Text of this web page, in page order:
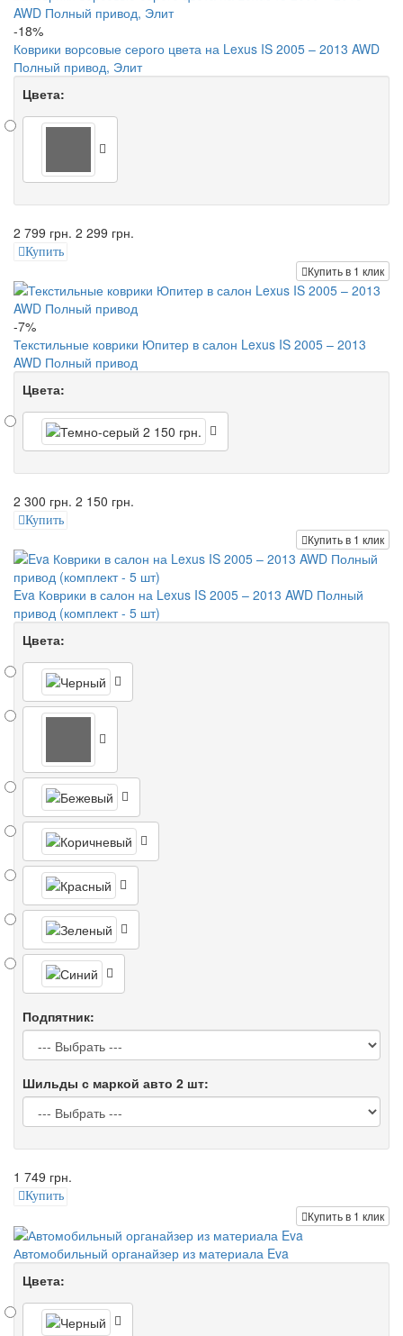
-18%
Коврики ворсовые серого цвета на Lexus IS 2005 – 2013 AWD
Полный привод, Элит
Цвета:
2 799 грн. 2 299 грн.
Купить
Купить в 1 клик
-7%
Текстильные коврики Юпитер в салон Lexus IS 2005 – 2013
AWD Полный привод
Цвета:
2 300 грн. 2 150 грн.
Купить
Купить в 1 клик
Eva Коврики в салон на Lexus IS 2005 – 2013 AWD Полный
привод (комплект - 5 шт)
Цвета:
Подпятник:
Шильды с маркой авто 2 шт:
1 749 грн.
Купить
Купить в 1 клик
Автомобильный органайзер из материала Eva
Цвета: